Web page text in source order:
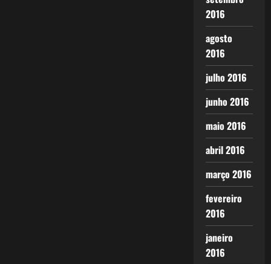
2016
agosto
2016
julho 2016
junho 2016
maio 2016
abril 2016
março 2016
fevereiro
2016
janeiro
2016